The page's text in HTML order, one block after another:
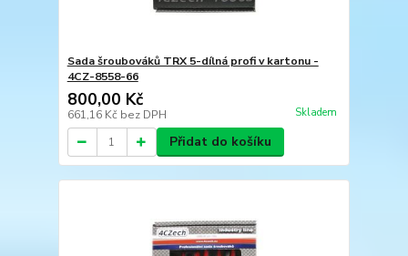
Sada šroubováků TRX 5-dílná profi v kartonu -
4CZ-8558-66
800,00 Kč
661,16 Kč bez DPH Skladem
Přidat do košíku